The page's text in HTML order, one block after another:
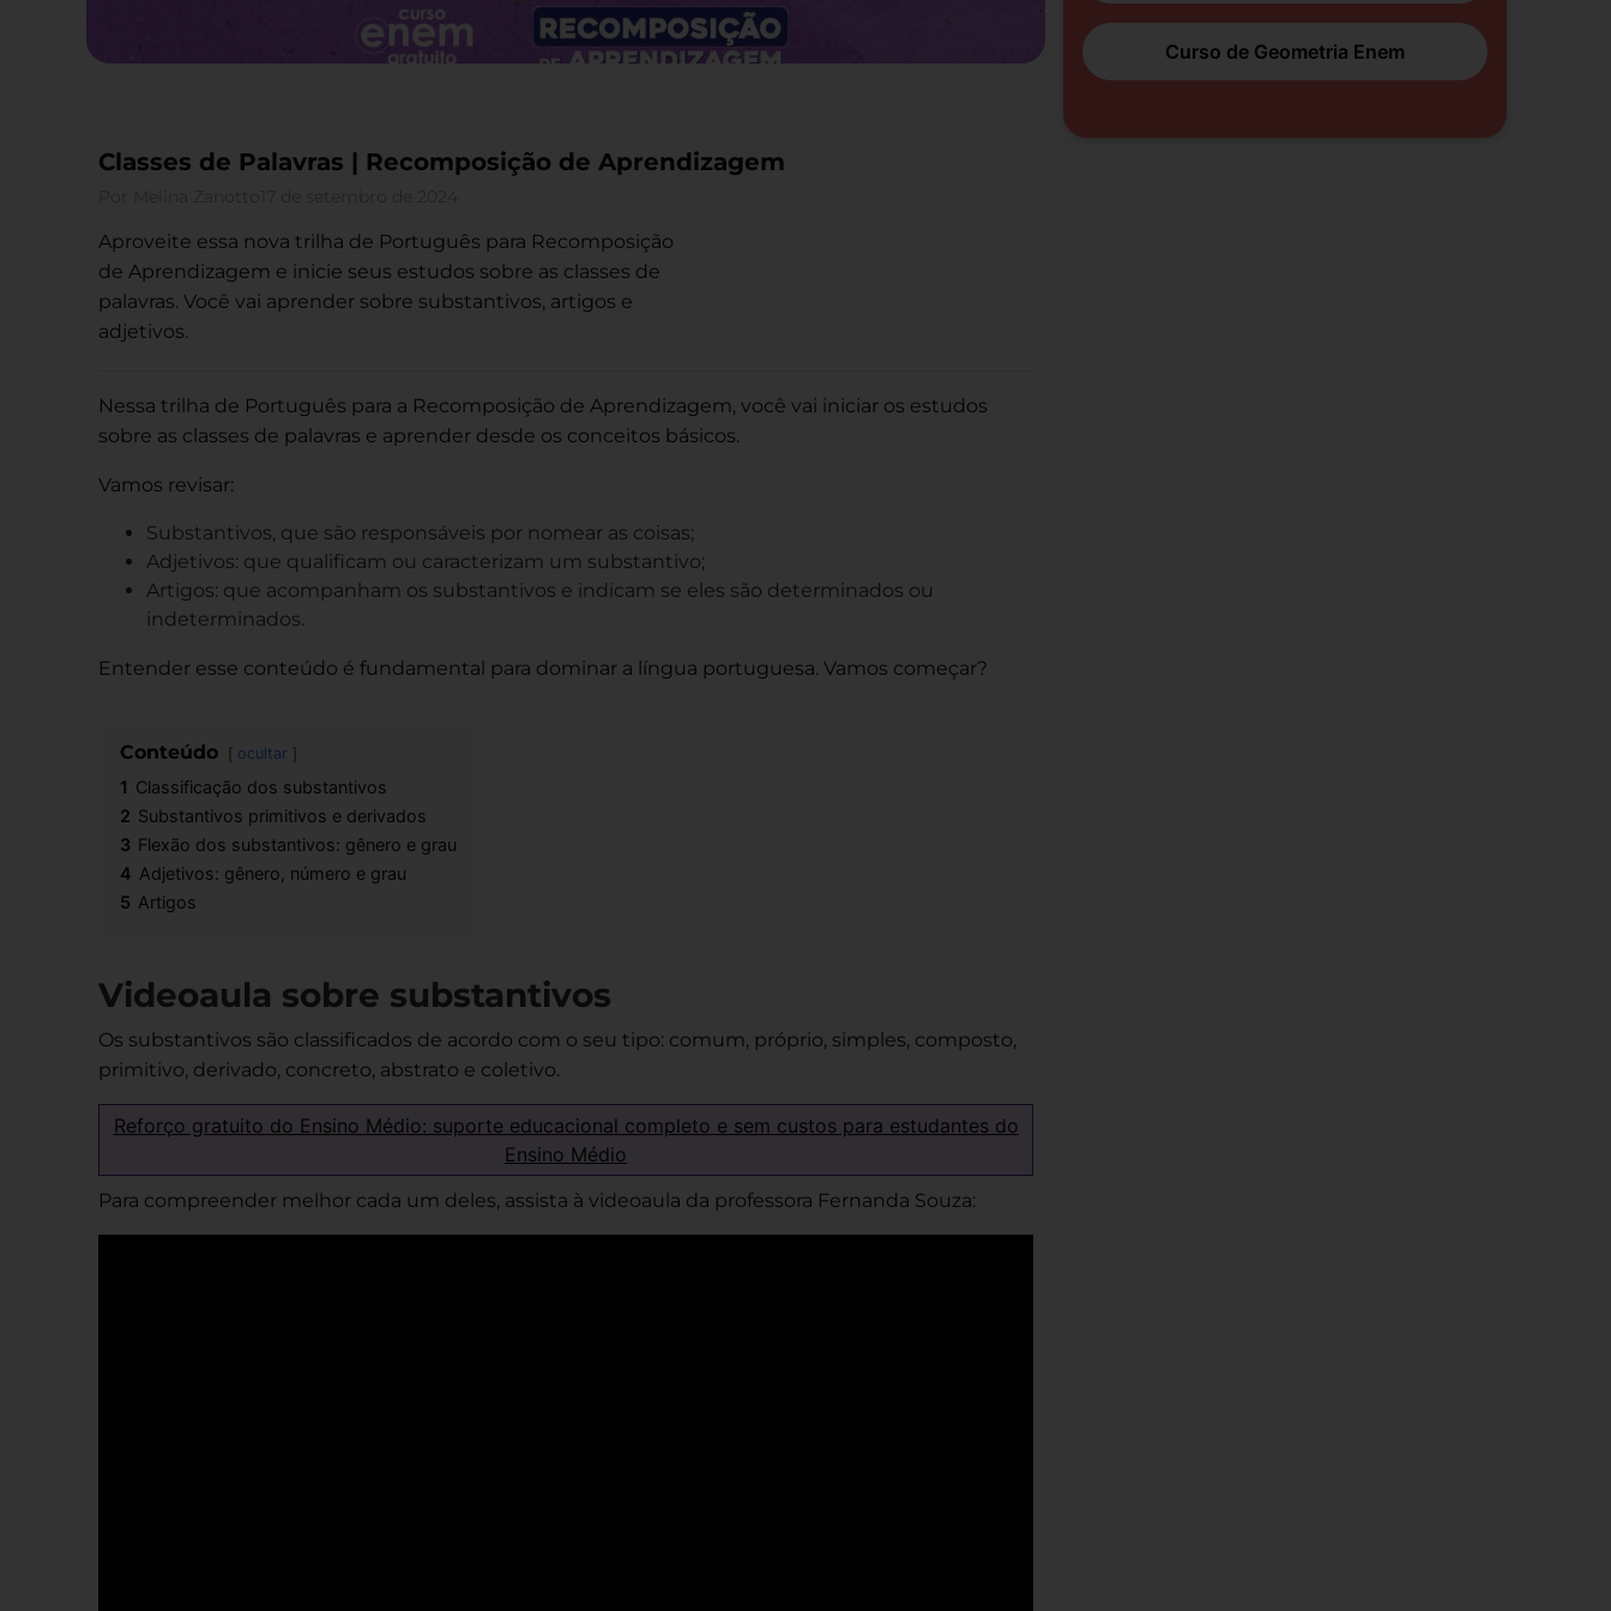
Classes de Palavras | Recomposição de Aprendizagem
Aproveite essa nova trilha de Português para Recomposição
de Aprendizagem e inicie seus estudos sobre as classes de
palavras. Você vai aprender sobre substantivos, artigos e
adjetivos.
Nessa trilha de Português para a Recomposição de Aprendizagem, você vai iniciar os estudos
sobre as classes de palavras e aprender desde os conceitos básicos.
Vamos revisar:
Substantivos, que são responsáveis por nomear as coisas;
Adjetivos: que qualificam ou caracterizam um substantivo;
Artigos: que acompanham os substantivos e indicam se eles são determinados ou
indeterminados.
Entender esse conteúdo é fundamental para dominar a língua portuguesa. Vamos começar?
Conteúdo ocultar
1 Classificação dos substantivos
2 Substantivos primitivos e derivados
3 Flexão dos substantivos: gênero e grau
4 Adjetivos: gênero, número e grau
5 Artigos
Videoaula sobre substantivos
Os substantivos são classificados de acordo com o seu tipo: comum, próprio, simples, composto,
primitivo, derivado, concreto, abstrato e coletivo.
Reforço gratuito do Ensino Médio: suporte educacional completo e sem custos para estudantes do
Ensino Médio
Para compreender melhor cada um deles, assista à videoaula da professora Fernanda Souza:
Curso de Geometria Enem